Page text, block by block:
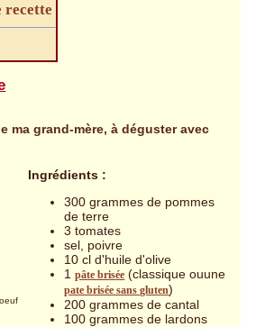
recette
ma grand-mère, à déguster avec
Ingrédients :
300 grammes de pommes
de terre
3 tomates
sel, poivre
10 cl d'huile d'olive
1pâte brisée (classique ouune
pate brisée sans gluten)
200 grammes de cantal
100 grammes de lardons